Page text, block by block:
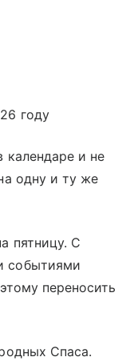
году
календаре и не
одну и ту же
пятницу. С
событиями
переносить
Спаса.